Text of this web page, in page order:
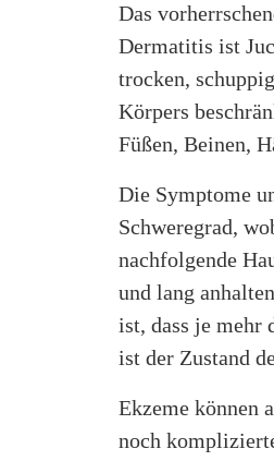
Das
Dermatitis ist
trocken,
Körpers
Füßen, Beinen,
Die Symptome
Schweregrad,
nachfolgende
und lang
ist, dass je mehr
ist der Zustand
Ekzeme können
noch